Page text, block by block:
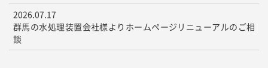
2026.07.17
群馬の水処理装置会社様よりホームページリニューアルのご相
談